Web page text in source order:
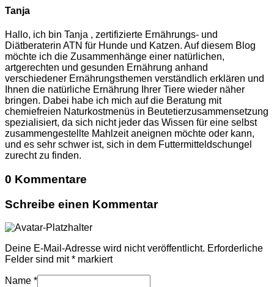
Tanja
Hallo, ich bin Tanja , zertifizierte Ernährungs- und
Diätberaterin ATN für Hunde und Katzen. Auf diesem Blog
möchte ich die Zusammenhänge einer natürlichen,
artgerechten und gesunden Ernährung anhand
verschiedener Ernährungsthemen verständlich erklären und
Ihnen die natürliche Ernährung Ihrer Tiere wieder näher
bringen. Dabei habe ich mich auf die Beratung mit
chemiefreien Naturkostmenüs in Beutetierzusammensetzung
spezialisiert, da sich nicht jeder das Wissen für eine selbst
zusammengestellte Mahlzeit aneignen möchte oder kann,
und es sehr schwer ist, sich in dem Futtermitteldschungel
zurecht zu finden.
0 Kommentare
Schreibe einen Kommentar
Deine E-Mail-Adresse wird nicht veröffentlicht. Erforderliche
Felder sind mit* markiert
Name *